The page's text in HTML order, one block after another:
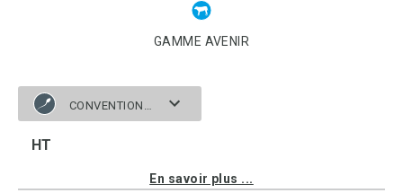
GAMME AVENIR
HT
En savoir plus ...